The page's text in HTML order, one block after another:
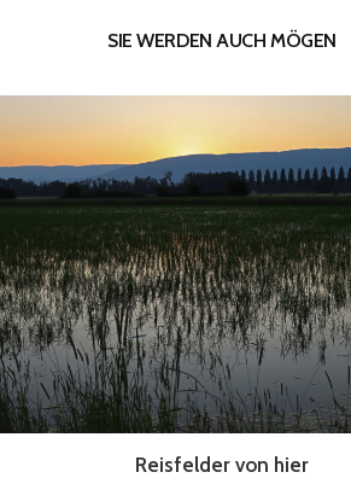
SIE WERDEN AUCH MÖGEN
Reisfelder von hier